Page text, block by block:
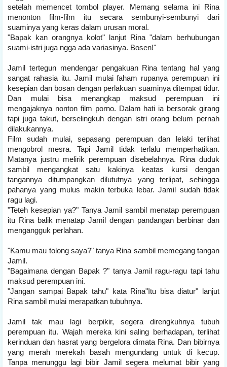
setelah memencet tombol player. Memang selama ini Rina
menonton film-film itu secara sembunyi-sembunyi dari
suaminya yang keras dalam urusan moral.
"Bapak kan orangnya kolot" lanjut Rina "dalam berhubungan
suami-istri juga ngga ada variasinya. Bosen!"
Jamil tertegun mendengar pengakuan Rina tentang hal yang
sangat rahasia itu. Jamil mulai faham rupanya perempuan ini
kesepian dan bosan dengan perlakuan suaminya ditempat tidur.
Dan mulai bisa menangkap maksud perempuan ini
mengajaknya nonton film porno. Dalam hati ia bersorak girang
tapi juga takut, berselingkuh dengan istri orang belum pernah
dilakukannya.
Film sudah mulai, sepasang perempuan dan lelaki terlihat
mengobrol mesra. Tapi Jamil tidak terlalu memperhatikan.
Matanya justru melirik perempuan disebelahnya. Rina duduk
sambil mengangkat satu kakinya keatas kursi dengan
tangannya ditumpangkan dilututnya yang terlipat, sehingga
pahanya yang mulus makin terbuka lebar. Jamil sudah tidak
ragu lagi.
"Teteh kesepian ya?" Tanya Jamil sambil menatap perempuan
itu Rina balik menatap Jamil dengan pandangan berbinar dan
mengangguk perlahan.
"Kamu mau tolong saya?" tanya Rina sambil memegang tangan
Jamil.
"Bagaimana dengan Bapak ?" tanya Jamil ragu-ragu tapi tahu
maksud perempuan ini.
"Jangan sampai Bapak tahu" kata Rina"Itu bisa diatur" lanjut
Rina sambil mulai merapatkan tubuhnya.
Jamil tak mau lagi berpikir, segera direngkuhnya tubuh
perempuan itu. Wajah mereka kini saling berhadapan, terlihat
kerinduan dan hasrat yang bergelora dimata Rina. Dan bibirnya
yang merah merekah basah mengundang untuk di kecup.
Tanpa menunggu lagi bibir Jamil segera melumat bibir yang